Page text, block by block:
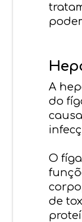
A
do
O
de